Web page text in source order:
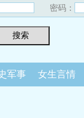
密码：
军事 女生言情